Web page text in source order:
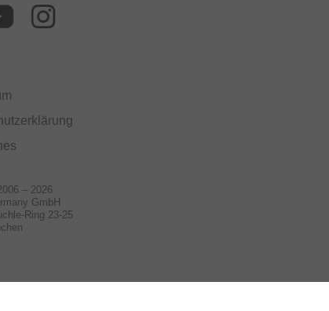
– 2026
GmbH
Ring 23-25